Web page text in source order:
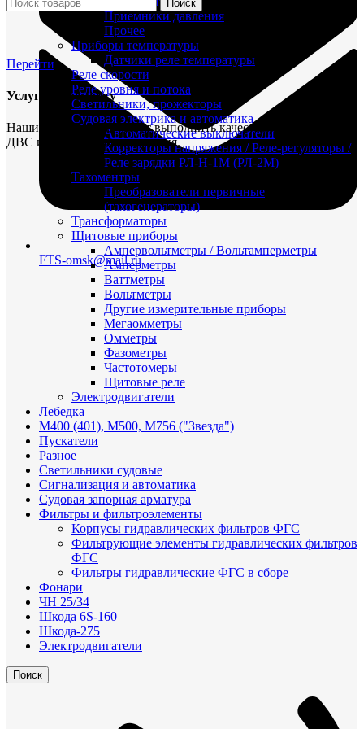
FTS-omsk@mail.ru
Приемники давления
Прочее
Приборы температуры
Датчики реле температуры
Реле скорости
Реле уровня и потока
Светильники, прожекторы
Судовая электрика и автоматика
Автоматические выключатели
Корректоры напряжения / Реле-регуляторы /
Реле зарядки РЛ-Н-1М (РЛ-2М)
Тахоментры
Преобразователи первичные
(тахогенераторы)
Трансформаторы
Щитовые приборы
Ампервольтметры / Вольтамперметры
Амперметры
Ваттметры
Вольтметры
Другие измерительные приборы
Мегаомметры
Омметры
Фазометры
Частотомеры
Щитовые реле
Электродвигатели
Лебедка
М400 (401), М500, М756 ("Звезда")
Пускатели
Разное
Светильники судовые
Сигнализация и автоматика
Судовая запорная арматура
Фильтры и фильтроэлементы
Корпусы гидравлических фильтров ФГС
Фильтрующие элементы гидравлических фильтров
ФГС
Фильтры гидравлические ФГС в сборе
Фонари
ЧН 25/34
Шкода 6S-160
Шкода-275
Электродвигатели
Поиск
Поиск
Перейти
Услуги по ремонту
Наши специалисты могут выполнить качественный ремонт
ДВС и судового оборудования.